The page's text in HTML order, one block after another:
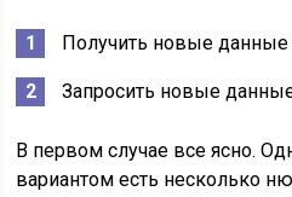
Получить новые
Запросить новые данные
В первом случае все ясно.
вариантом есть несколько